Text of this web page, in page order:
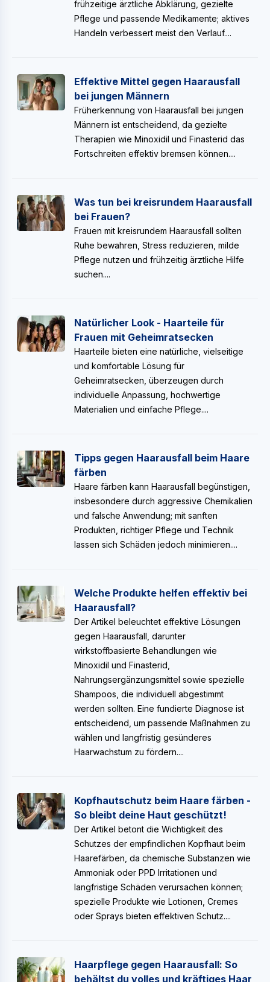
frühzeitige ärztliche Abklärung, gezielte
Pflege und passende Medikamente; aktives
Handeln verbessert meist den Verlauf....
Effektive Mittel gegen Haarausfall
bei jungen Männern
Früherkennung von Haarausfall bei jungen
Männern ist entscheidend, da gezielte
Therapien wie Minoxidil und Finasterid das
Fortschreiten effektiv bremsen können....
Was tun bei kreisrundem Haarausfall
bei Frauen?
Frauen mit kreisrundem Haarausfall sollten
Ruhe bewahren, Stress reduzieren, milde
Pflege nutzen und frühzeitig ärztliche Hilfe
suchen....
Natürlicher Look - Haarteile für
Frauen mit Geheimratsecken
Haarteile bieten eine natürliche, vielseitige
und komfortable Lösung für
Geheimratsecken, überzeugen durch
individuelle Anpassung, hochwertige
Materialien und einfache Pflege....
Tipps gegen Haarausfall beim Haare
färben
Haare färben kann Haarausfall begünstigen,
insbesondere durch aggressive Chemikalien
und falsche Anwendung; mit sanften
Produkten, richtiger Pflege und Technik
lassen sich Schäden jedoch minimieren....
Welche Produkte helfen effektiv bei
Haarausfall?
Der Artikel beleuchtet effektive Lösungen
gegen Haarausfall, darunter
wirkstoffbasierte Behandlungen wie
Minoxidil und Finasterid,
Nahrungsergänzungsmittel sowie spezielle
Shampoos, die individuell abgestimmt
werden sollten. Eine fundierte Diagnose ist
entscheidend, um passende Maßnahmen zu
wählen und langfristig gesünderes
Haarwachstum zu fördern....
Kopfhautschutz beim Haare färben -
So bleibt deine Haut geschützt!
Der Artikel betont die Wichtigkeit des
Schutzes der empfindlichen Kopfhaut beim
Haarefärben, da chemische Substanzen wie
Ammoniak oder PPD Irritationen und
langfristige Schäden verursachen können;
spezielle Produkte wie Lotionen, Cremes
oder Sprays bieten effektiven Schutz....
Haarpflege gegen Haarausfall: So
behältst du volles und kräftiges Haar